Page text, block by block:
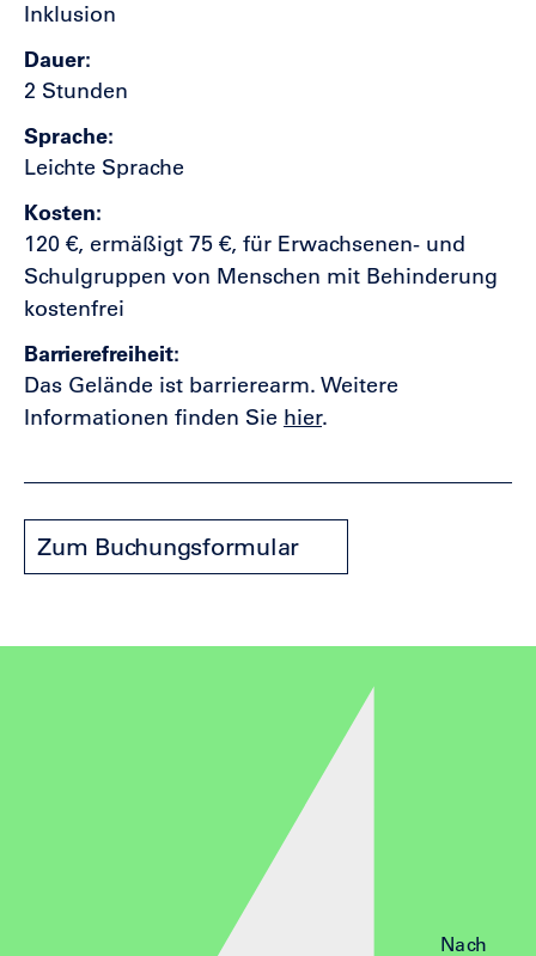
Inklusion
Dauer
2 Stunden
Sprache
Leichte Sprache
Kosten
120 €, ermäßigt 75 €, für Erwachsenen- und
Schulgruppen von Menschen mit Behinderung
kostenfrei
Barrierefreiheit
Das Gelände ist barrierearm. Weitere
Informationen finden Sie hier.
Zum Buchungsformular
Nach